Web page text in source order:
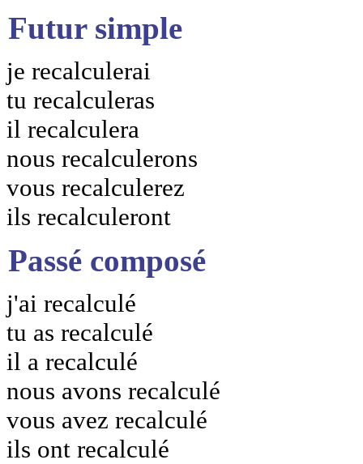
Futur simple
je recalculerai
tu recalculeras
il recalculera
nous recalculerons
vous recalculerez
ils recalculeront
Passé composé
j'ai recalculé
tu as recalculé
il a recalculé
nous avons recalculé
vous avez recalculé
ils ont recalculé